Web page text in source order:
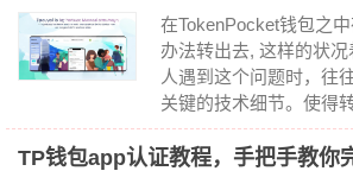
在TokenPocket钱包之
办法转出去, 这样的状
人遇到这个问题时，往
关键的技术细节。使得
TP钱包app认证教程，手把手教你